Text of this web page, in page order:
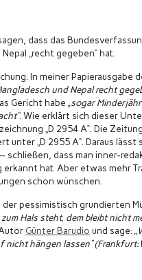
dass das
„recht gegeben“ hat.
In meiner Papierausgabe
und Nepal recht
Gericht habe „sogar
. Wie erklärt sich dieser
„D 2954 A“. Die
unter „D 2955 A“. Daraus lässt
schließen, dass man inner-
erkannt hat. Aber etwas mehr
schon wünschen.
pessimistisch grundierten
zum Hals steht, dem bleibt nicht
Günter Barudio und sage:
hängen lassen“